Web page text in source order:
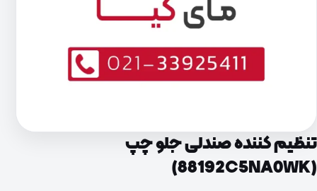
تنظیم کننده صندلی جلو چپ
(88192C5NA0WK)